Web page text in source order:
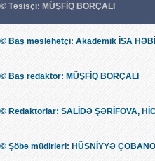
© Təsisçi: MÜŞFİQ BORÇALI
© Baş məsləhətçi: Akademik İSA
© Baş redaktor: MÜŞFİQ BORÇALI
© Redaktorlar: SALİDƏ ŞƏRİFOVA,
© Şöbə müdirləri: HÜSNİYYƏ